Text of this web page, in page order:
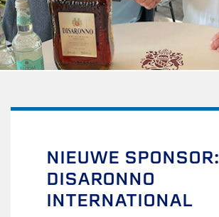
Over FC Lisse
Organisatie
Informatie voor de Pers
Onze historie
Fysiotherapie voor leden
Kledingplan
Merchandise
Contributie
NIEUWE SPONSOR:
DISARONNO
INTERNATIONAL